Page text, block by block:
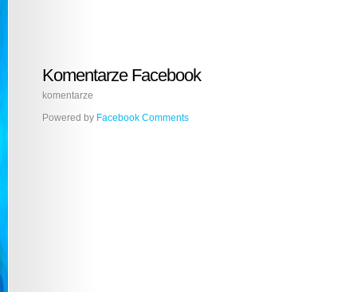
Komentarze Facebook
komentarze
Powered by Facebook Comments